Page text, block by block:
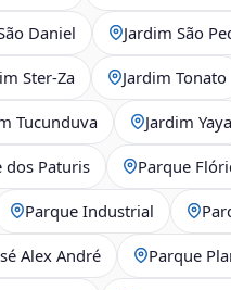
Daniel Jardim São
Ster‑Za Jardim Tonato
Tucunduva Jardim Yaya
dos Paturis Parque
Parque Industrial
Alex André Parque